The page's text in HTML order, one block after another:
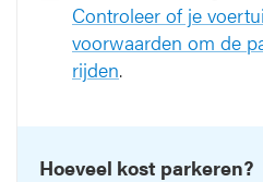
Controleer of je
voorwaarden om de
rijden.
Hoeveel kost parkeren?